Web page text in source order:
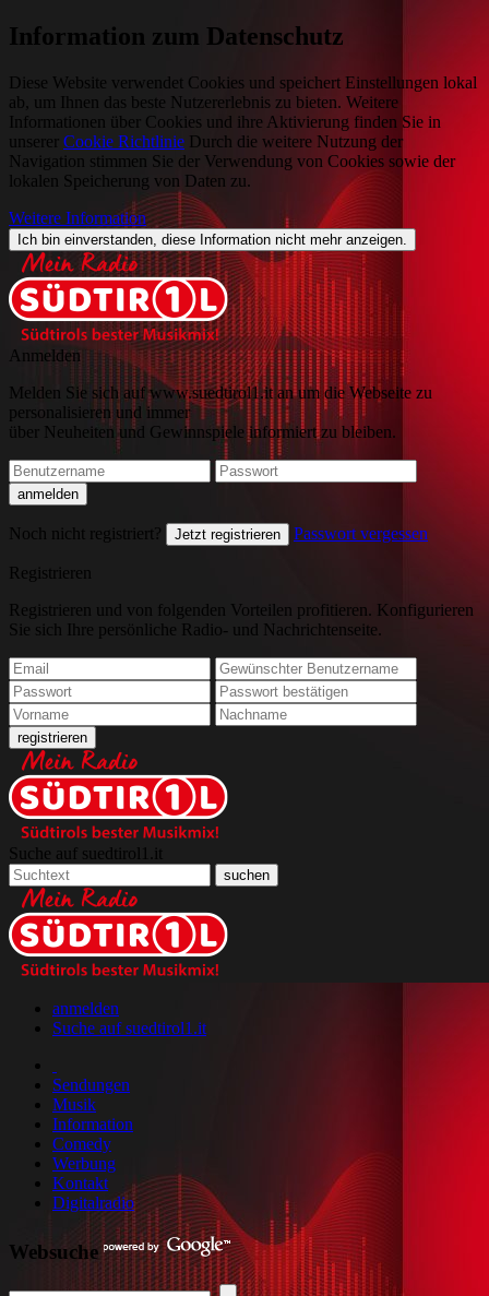
Information zum Datenschutz
Diese Website verwendet Cookies und speichert Einstellungen lokal
ab, um Ihnen das beste Nutzererlebnis zu bieten. Weitere
Informationen über Cookies und ihre Aktivierung finden Sie in
unserer Cookie Richtlinie Durch die weitere Nutzung der
Navigation stimmen Sie der Verwendung von Cookies sowie der
lokalen Speicherung von Daten zu.
Weitere Information
Ich bin einverstanden, diese Information nicht mehr anzeigen.
Anmelden
Melden Sie sich auf www.suedtirol1.it an um die Webseite zu
personalisieren und immer
über Neuheiten und Gewinnspiele informiert zu bleiben.
Noch nicht registriert? Jetzt registrieren Passwort vergessen
Registrieren
Registrieren und von folgenden Vorteilen profitieren. Konfigurieren
Sie sich Ihre persönliche Radio- und Nachrichtenseite.
Suche auf suedtirol1.it
anmelden
Suche auf suedtirol1.it
Sendungen
Musik
Information
Comedy
Werbung
Kontakt
Digitalradio
Websuche